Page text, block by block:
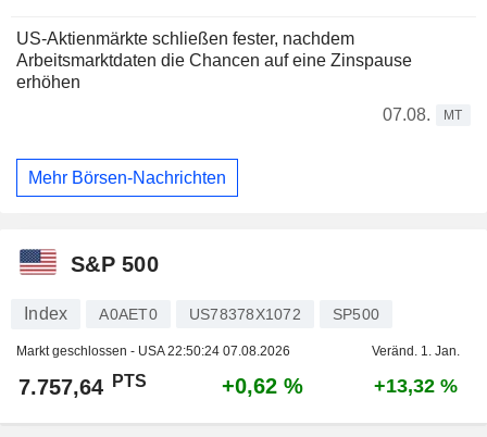
US-Aktienmärkte schließen fester, nachdem
Arbeitsmarktdaten die Chancen auf eine Zinspause
erhöhen
07.08.
MT
Mehr Börsen-Nachrichten
S&P 500
Index A0AET0 US78378X1072 SP500
Markt geschlossen - USA22:50:24 07.08.2026 Veränd. 1. Jan.
7.757,64 PTS +0,62 % +13,32 %